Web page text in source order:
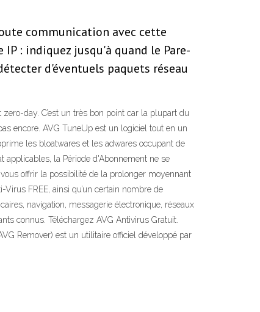
communication avec cette
: indiquez jusqu'à quand le Pare-
d'éventuels paquets réseau
day. C’est un très bon point car la plupart du
encore. AVG TuneUp est un logiciel tout en un
les bloatwares et les adwares occupant de
applicables, la Période d'Abonnement ne se
offrir la possibilité de la prolonger moyennant
FREE, ainsi qu’un certain nombre de
navigation, messagerie électronique, réseaux
connus. Téléchargez AVG Antivirus Gratuit.
Remover) est un utilitaire officiel développé par